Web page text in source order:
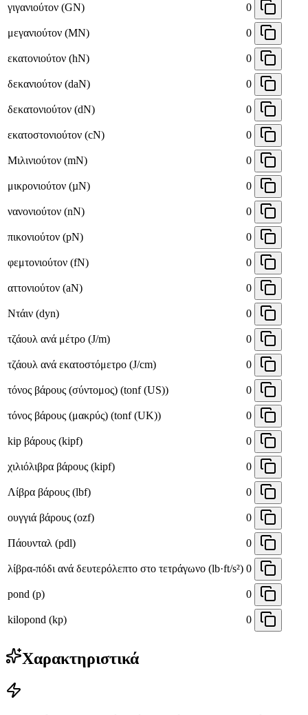
γιγανιούτον (GN) 0
μεγανιούτον (MN) 0
εκατονιούτον (hN) 0
δεκανιούτον (daN) 0
δεκατονιούτον (dN) 0
εκατοστονιούτον (cN) 0
Μιλινιούτον (mN) 0
μικρονιούτον (µN) 0
νανονιούτον (nN) 0
πικονιούτον (pN) 0
φεμτονιούτον (fN) 0
αττονιούτον (aN) 0
Ντάιν (dyn) 0
τζάουλ ανά μέτρο (J/m) 0
τζάουλ ανά εκατοστόμετρο (J/cm) 0
τόνος βάρους (σύντομος) (tonf (US)) 0
τόνος βάρους (μακρύς) (tonf (UK)) 0
kip βάρους (kipf) 0
χιλιόλιβρα βάρους (kipf) 0
Λίβρα βάρους (lbf) 0
ουγγιά βάρους (ozf) 0
Πάουνταλ (pdl) 0
λίβρα-πόδι ανά δευτερόλεπτο στο τετράγωνο (lb·ft/s²) 0
pond (p) 0
kilopond (kp) 0
Χαρακτηριστικά